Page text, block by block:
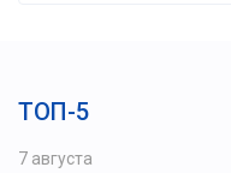
ТОП-5
7 августа